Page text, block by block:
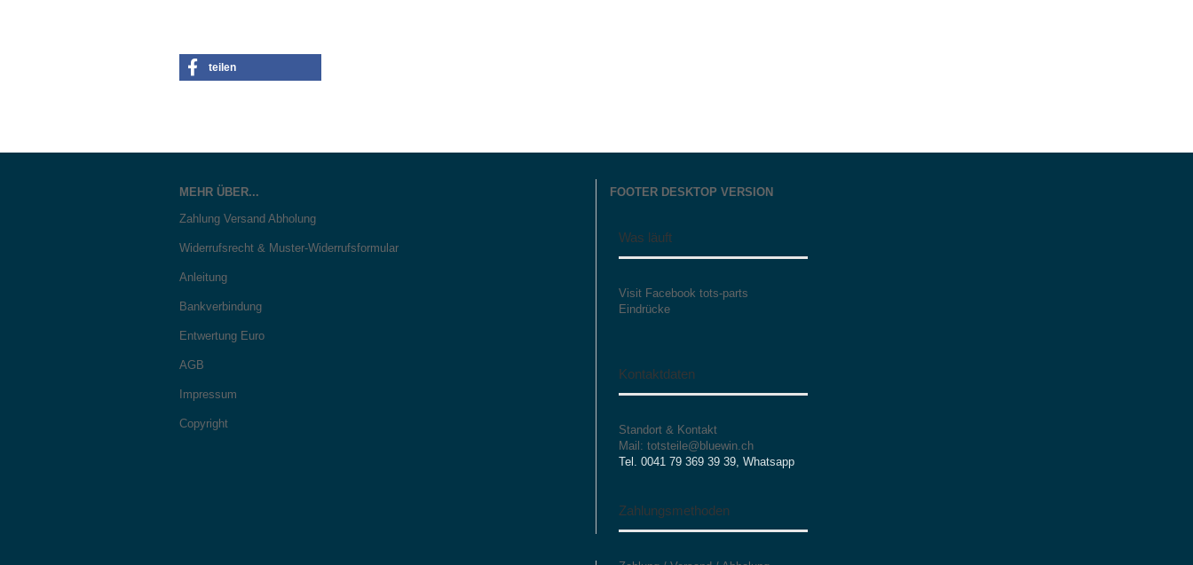
teilen
MEHR ÜBER...
Zahlung Versand Abholung
Widerrufsrecht & Muster-Widerrufsformular
Anleitung
Bankverbindung
Entwertung Euro
AGB
Impressum
Copyright
FOOTER DESKTOP VERSION
Was läuft
Visit Facebook tots-parts
Eindrücke
Kontaktdaten
Standort & Kontakt
Mail: totsteile@bluewin.ch
Tel. 0041 79 369 39 39, Whatsapp
Zahlungsmethoden